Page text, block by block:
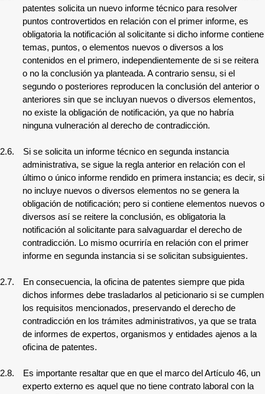
patentes solicita un nuevo informe técnico para resolver
puntos controvertidos en relación con el primer informe, es
obligatoria la notificación al solicitante si dicho informe contiene
temas, puntos, o elementos nuevos o diversos a los
contenidos en el primero, independientemente de si se reitera
o no la conclusión ya planteada. A contrario sensu, si el
segundo o posteriores reproducen la conclusión del anterior o
anteriores sin que se incluyan nuevos o diversos elementos,
no existe la obligación de notificación, ya que no habría
ninguna vulneración al derecho de contradicción.
2.6.
Si se solicita un informe técnico en segunda instancia
administrativa, se sigue la regla anterior en relación con el
último o único informe rendido en primera instancia; es decir, si
no incluye nuevos o diversos elementos no se genera la
obligación de notificación; pero si contiene elementos nuevos o
diversos así se reitere la conclusión, es obligatoria la
notificación al solicitante para salvaguardar el derecho de
contradicción. Lo mismo ocurriría en relación con el primer
informe en segunda instancia si se solicitan subsiguientes.
2.7.
En consecuencia, la oficina de patentes siempre que pida
dichos informes debe trasladarlos al peticionario si se cumplen
los requisitos mencionados, preservando el derecho de
contradicción en los trámites administrativos, ya que se trata
de informes de expertos, organismos y entidades ajenos a la
oficina de patentes.
2.8.
Es importante resaltar que en que el marco del Artículo 46, un
experto externo es aquel que no tiene contrato laboral con la